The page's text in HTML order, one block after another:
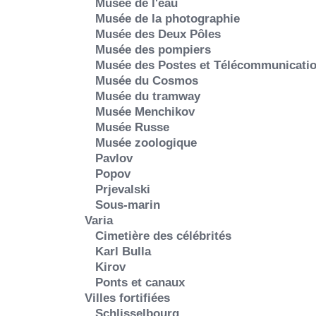
Musée de l'eau
Musée de la photographie
Musée des Deux Pôles
Musée des pompiers
Musée des Postes et
Musée du Cosmos
Musée du tramway
Musée Menchikov
Musée Russe
Musée zoologique
Pavlov
Popov
Prjevalski
Sous-marin
Varia
Cimetière des célébrités
Karl Bulla
Kirov
Ponts et canaux
Villes fortifiées